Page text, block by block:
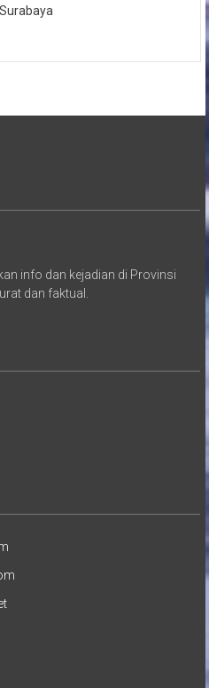
info dan kejadian di Provinsi
dan faktual.